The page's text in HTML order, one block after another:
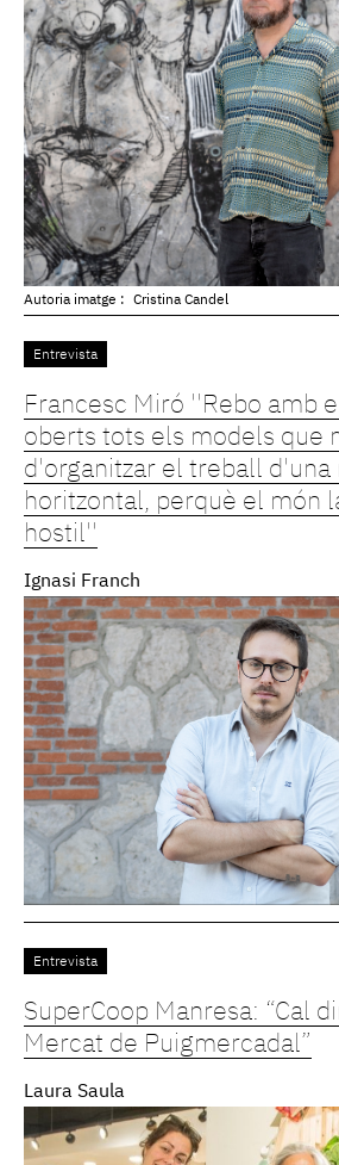
Autoria imatge : Cristina Candel
Entrevista
Francesc Miró ''Rebo amb
oberts tots els models que
d'organitzar el treball d'una
horitzontal, perquè el món
hostil''
Ignasi Franch
Entrevista
SuperCoop Manresa: “Cal
Mercat de Puigmercadal”
Laura Saula